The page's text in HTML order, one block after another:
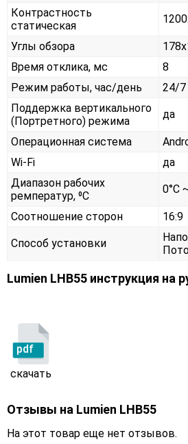
Контрастность
статическая
Углы обзора
Время отклика, мс
8
Режим работы, час/день
24/7
Поддержка вертикального
(Портретного) режима
да
Операционная система
Wi-Fi
да
Диапазон рабочих
ремператур, ⁰С
0°С
Соотношение сторон 16:9
Способ установки
Lumien LHB55 инструкция на
pdf
скачать
Отзывы на Lumien LHB55
На этот товар еще нет отзывов.